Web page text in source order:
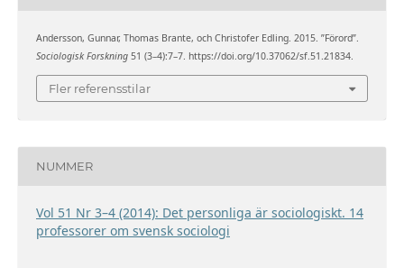
Andersson, Gunnar, Thomas Brante, och Christofer Edling. 2015. ”Förord”.
Sociologisk Forskning51 (3–4):7–7. https://doi.org/10.37062/sf.51.21834.
Fler referensstilar
NUMMER
Vol 51 Nr 3–4 (2014): Det personliga är sociologiskt. 14
professorer om svensk sociologi